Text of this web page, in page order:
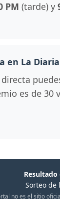
PM (tarde) y
en La
es de 30
Sorteo de
no es el sitio